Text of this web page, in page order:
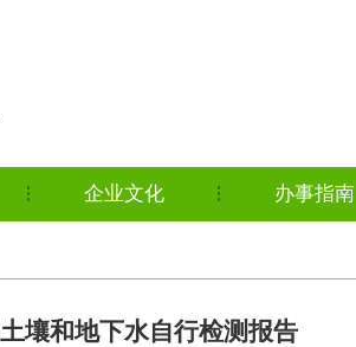
企业文化 办事指南
壤和地下水自行检测报告